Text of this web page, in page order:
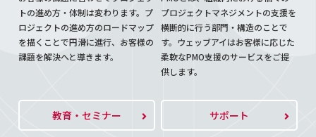
トの進め方・体制は変わります。プ
ロジェクトの進め方のロードマップ
を描くことで円滑に進行、お客様の
課題を解決へと導きます。
プロジェクトマネジメントの支援を
横断的に行う部門・構造のことで
す。ウェッブアイはお客様に応じた
柔軟なPMO支援のサービスをご提
供します。
教育・セミナー サポート